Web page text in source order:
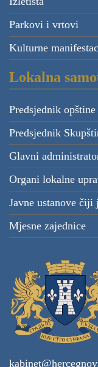
Parkovi i vrtovi
Kulturne
Lokalna
Predsjednik opštine
Predsjednik
Glavni
Organi lokalne
Javne ustanove čiji
Mjesne zajednice